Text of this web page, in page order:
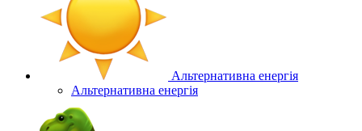
Альтернативна енергія
Альтернативна енергія